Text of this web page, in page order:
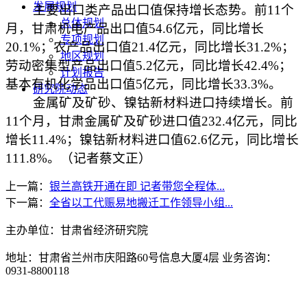
发展规划
总体规划
专项规划
地区规划
计划报告
研究院动态
主要出口类产品出口值保持增长态势。前11个
月，甘肃机电产品出口值54.6亿元，同比增长
20.1%；农产品出口值21.4亿元，同比增长31.2%；
劳动密集型产品出口值5.2亿元，同比增长42.4%；
基本有机化学品出口值5亿元，同比增长33.3%。
金属矿及矿砂、镍钴新材料进口持续增长。前
11个月，甘肃金属矿及矿砂进口值232.4亿元，同比
增长11.4%；镍钴新材料进口值62.6亿元，同比增长
111.8%。（记者蔡文正）
上一篇： 银兰高铁开通在即 记者带您全程体...
下一篇： 全省以工代赈易地搬迁工作领导小组...
主办单位：甘肃省经济研究院
地址：甘肃省兰州市庆阳路60号信息大厦4层 业务咨询：
0931-8800118